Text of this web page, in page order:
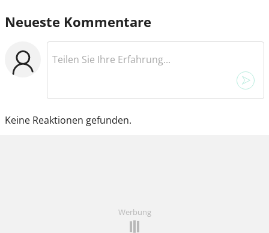
Neueste Kommentare
Keine Reaktionen gefunden.
Werbung